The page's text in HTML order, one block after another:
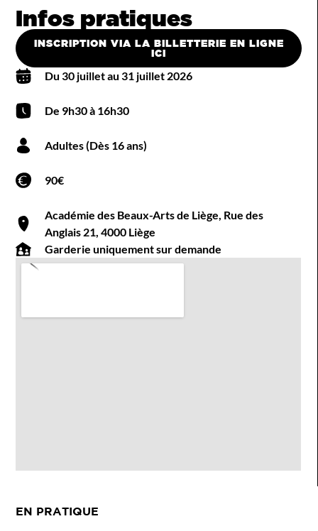
Infos pratiques
INSCRIPTION VIA LA BILLETTERIE EN LIGNE
ICI
Du 30 juillet au 31 juillet 2026
De 9h30 à 16h30
Adultes (Dès 16 ans)
90€
Académie des Beaux-Arts de Liège, Rue des
Anglais 21, 4000 Liège
Garderie uniquement sur demande
EN PRATIQUE